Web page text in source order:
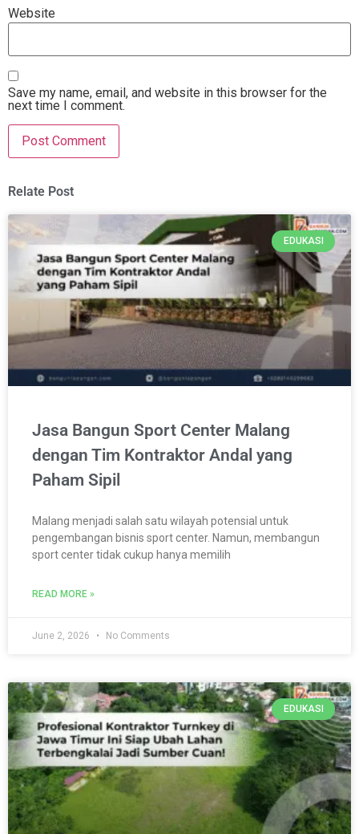
Website
Save my name, email, and website in this browser for the
next time I comment.
Relate Post
EDUKASI
Jasa Bangun Sport Center Malang
dengan Tim Kontraktor Andal yang
Paham Sipil
Malang menjadi salah satu wilayah potensial untuk
pengembangan bisnis sport center. Namun, membangun
sport center tidak cukup hanya memilih
READ MORE »
June 2, 2026 No Comments
EDUKASI